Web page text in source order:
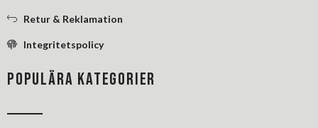
Retur & Reklamation
Integritetspolicy
POPULÄRA KATEGORIER